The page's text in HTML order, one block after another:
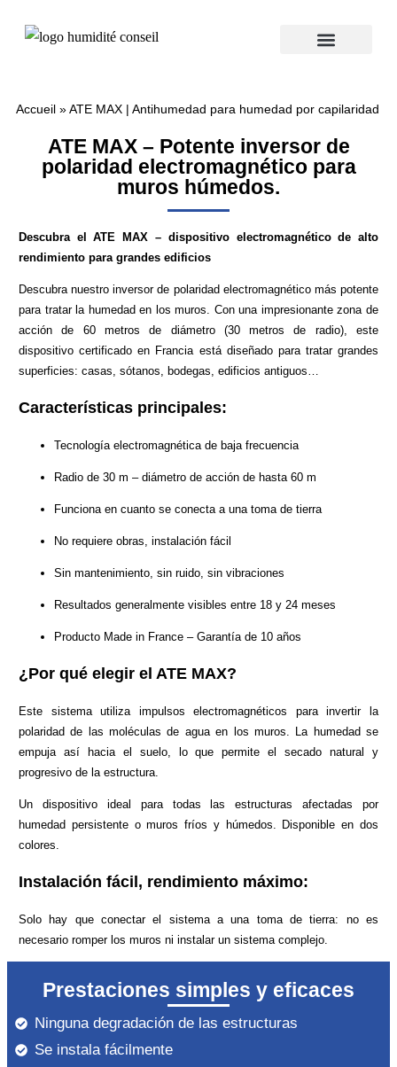
Accueil » ATE MAX | Antihumedad para humedad por capilaridad
ATE MAX – Potente inversor de
polaridad electromagnético para
muros húmedos.
Descubra el ATE MAX – dispositivo electromagnético de alto
rendimiento para grandes edificios
Descubra nuestro inversor de polaridad electromagnético más potente
para tratar la humedad en los muros. Con una impresionante zona de
acción de 60 metros de diámetro (30 metros de radio), este
dispositivo certificado en Francia está diseñado para tratar grandes
superficies: casas, sótanos, bodegas, edificios antiguos…
Características principales:
Tecnología electromagnética de baja frecuencia
Radio de 30 m – diámetro de acción de hasta 60 m
Funciona en cuanto se conecta a una toma de tierra
No requiere obras, instalación fácil
Sin mantenimiento, sin ruido, sin vibraciones
Resultados generalmente visibles entre 18 y 24 meses
Producto Made in France – Garantía de 10 años
¿Por qué elegir el ATE MAX?
Este sistema utiliza impulsos electromagnéticos para invertir la
polaridad de las moléculas de agua en los muros. La humedad se
empuja así hacia el suelo, lo que permite el secado natural y
progresivo de la estructura.
Un dispositivo ideal para todas las estructuras afectadas por
humedad persistente o muros fríos y húmedos. Disponible en dos
colores.
Instalación fácil, rendimiento máximo:
Solo hay que conectar el sistema a una toma de tierra: no es
necesario romper los muros ni instalar un sistema complejo.
Prestaciones simples y eficaces
Ninguna degradación de las estructuras
Se instala fácilmente